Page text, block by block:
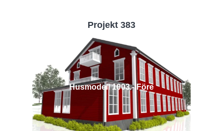
Projekt 383
Husmodell 1003 - Före